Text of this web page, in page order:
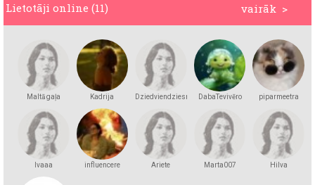
vairāk >
Lietotāji online (11)
Maltā gaļa Kadrija DziedviendziesmiņaDabaTevivēro piparmeetra
lvaaa influencere Ariete Marta007 Hilva